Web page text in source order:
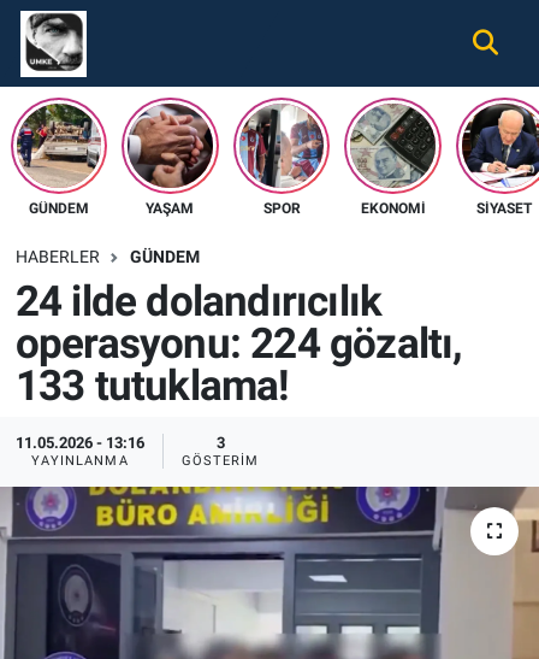
GÜNDEM YAŞAM SPOR EKONOMI SIYASET
HABERLER GÜNDEM
24 ilde dolandırıcılık
operasyonu: 224 gözaltı,
133 tutuklama!
11.05.2026 - 13:16
YAYINLANMA
3
GÖSTERIM
Gündem
Ekonomi
Spor
Tüm Haberler
İletişim
Künye
Nöbetçi Eczaneler
Hava Durumu
Namaz Vakitleri
Süper Lig Puan Durumu ve Fikstür
Tüm Manşetler
Son Dakika Haberleri
Haber Arşivi